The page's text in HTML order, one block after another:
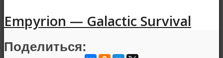
Empyrion — Galactic Survival
Поделиться: